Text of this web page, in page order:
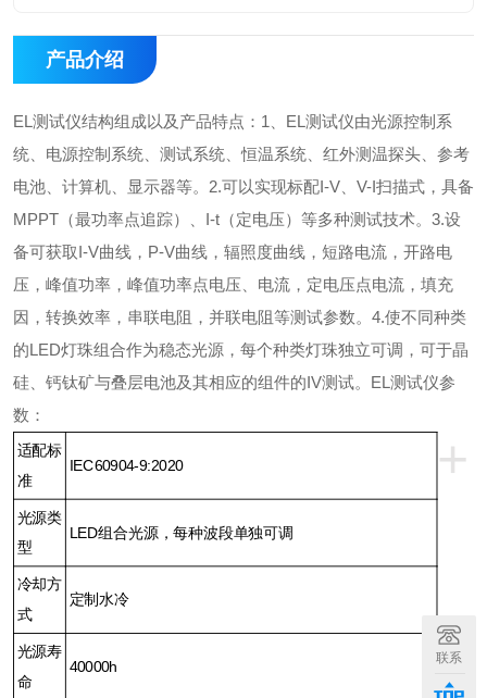
产品介绍
EL测试仪结构组成以及产品特点： 1、EL测试仪由光源控制系
统、电源控制系统、测试系统、恒温系统、红外测温探头、参考
电池、计算机、显示器等。 2.可以实现标配I-V、V-I扫描式，具备
MPPT（最功率点追踪）、I-t（定电压）等多种测试技术。 3.设
备可获取I-V曲线，P-V曲线，辐照度曲线，短路电流，开路电
压，峰值功率，峰值功率点电压、电流，定电压点电流，填充
因，转换效率，串联电阻，并联电阻等测试参数。 4.使不同种类
的LED灯珠组合作为稳态光源，每个种类灯珠独立可调，可于晶
硅、钙钛矿与叠层电池及其相应的组件的IV测试。 EL测试仪参
数：
+
适配标
准
IEC60904-9:2020
光源类
型
LED组合光源，每种波段单独可调
冷却方
式
定制水冷
光源寿
命
40000h
联系